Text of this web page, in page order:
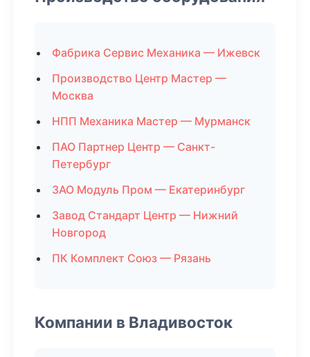
Фабрика Сервис Механика — Ижевск
Производство Центр Мастер —
Москва
НПП Механика Мастер — Мурманск
ПАО Партнер Центр — Санкт-
Петербург
ЗАО Модуль Пром — Екатеринбург
Завод Стандарт Центр — Нижний
Новгород
ПК Комплект Союз — Рязань
Компании в Владивосток